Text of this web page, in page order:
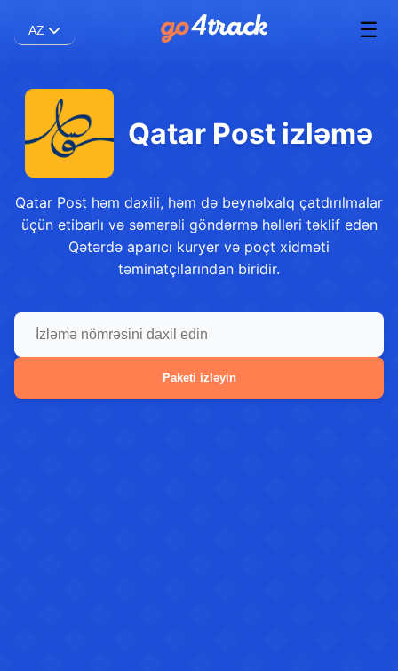
AZ ☰
Qatar Post izləmə
Qatar Post həm daxili, həm də beynəlxalq çatdırılmalar
üçün etibarlı və səmərəli göndərmə həlləri təklif edən
Qətərdə aparıcı kuryer və poçt xidməti
təminatçılarından biridir.
Paketi izləyin